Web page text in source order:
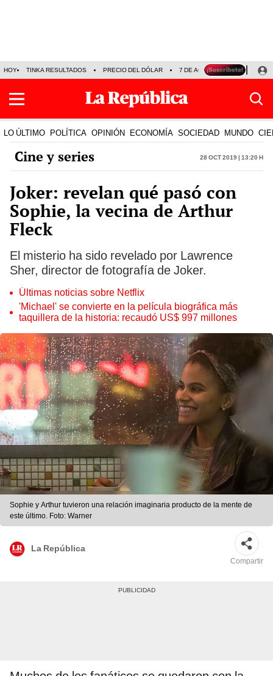
HOY TINKA RESULTADOS PRECIO DEL DÓLAR 7 DE AGOSTO OLLANTA
LO ÚLTIMO POLÍTICA OPINIÓN ECONOMÍA SOCIEDAD MUNDO
Cine y series 28 Oct 2019 | 13:20 h
Joker: revelan qué pasó con
Sophie, la vecina de Arthur
Fleck
El misterio ha sido revelado por Lawrence
Sher, director de fotografía de Joker.
Últimas noticias sobre Netflix
'Michael' se convierte en la película biográfica más
taquillera de la historia: recaudó US$ 997 millones
Sophie y Arthur tuvieron una relación imaginaria producto de la mente de
este último. Foto: Warner
La República
Compartir